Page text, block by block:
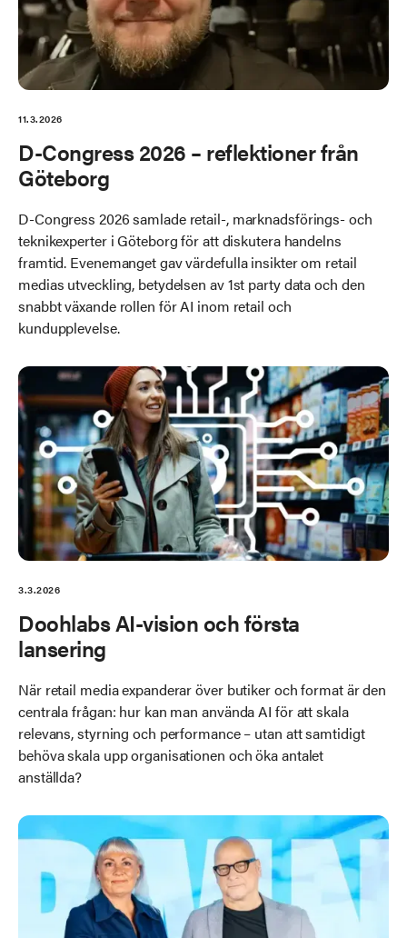
11.3.2026
D-Congress 2026 – reflektioner från
Göteborg
D-Congress 2026 samlade retail-, marknadsförings- och
teknikexperter i Göteborg för att diskutera handelns
framtid. Evenemanget gav värdefulla insikter om retail
medias utveckling, betydelsen av 1st party data och den
snabbt växande rollen för AI inom retail och
kundupplevelse.
3.3.2026
Doohlabs AI-vision och första
lansering
När retail media expanderar över butiker och format är den
centrala frågan: hur kan man använda AI för att skala
relevans, styrning och performance – utan att samtidigt
behöva skala upp organisationen och öka antalet
anställda?